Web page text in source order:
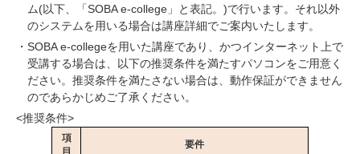
ム(以下、「SOBA e-college」と表記。)で行います。それ以外
のシステムを用いる場合は講座詳細でご案内いたします。
・SOBA e-collegeを用いた講座であり、かつインターネット上で
受講する場合は、以下の推奨条件を満たすパソコンをご用意く
ださい。推奨条件を満たさない場合は、動作保証ができません
のであらかじめご了承ください。
<推奨条件>
項
要件